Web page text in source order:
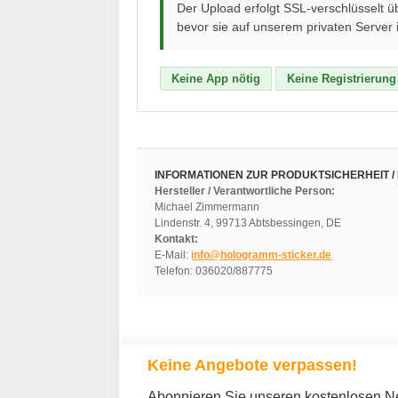
Der Upload erfolgt SSL-verschlüsselt
bevor sie auf unserem privaten
Keine App nötig Keine Registrierung
INFORMATIONEN ZUR PRODUKTSICHERHEIT
Hersteller / Verantwortliche Person:
Michael Zimmermann
Lindenstr. 4, 99713 Abtsbessingen, DE
Kontakt:
E-Mail:info@hologramm-sticker.de
Telefon: 036020/887775
Keine Angebote verpassen!